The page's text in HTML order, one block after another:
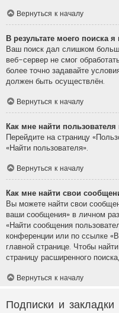
Вернуться к началу
В результате моего поиска
Ваш поиск дал слишком
веб-сервер не смог
более точно задавайте
должен быть осуществлён.
Вернуться к началу
Как мне найти
Перейдите на страницу
«Найти пользователя».
Вернуться к началу
Как мне найти свои
Вы можете найти свои
ваши сообщения» в личном
«Найти сообщения
конференции или по ссылке
главной странице. Чтобы
страницу расширенного
Вернуться к началу
Подписки и закладки